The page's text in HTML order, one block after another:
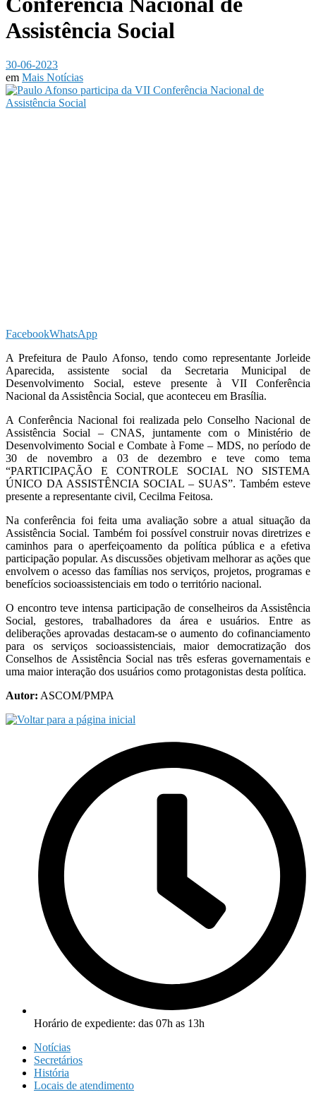
Assistência Social
30-06-2023
em Mais Notícias
FacebookWhatsApp
A Prefeitura de Paulo Afonso, tendo como representante Jorleide
Aparecida, assistente social da Secretaria Municipal de
Desenvolvimento Social, esteve presente à VII Conferência
Nacional da Assistência Social, que aconteceu em Brasília.
A Conferência Nacional foi realizada pelo Conselho Nacional de
Assistência Social – CNAS, juntamente com o Ministério de
Desenvolvimento Social e Combate à Fome – MDS, no período de
30 de novembro a 03 de dezembro e teve como tema
“PARTICIPAÇÃO E CONTROLE SOCIAL NO SISTEMA
ÚNICO DA ASSISTÊNCIA SOCIAL – SUAS”. Também esteve
presente a representante civil, Cecilma Feitosa.
Na conferência foi feita uma avaliação sobre a atual situação da
Assistência Social. Também foi possível construir novas diretrizes e
caminhos para o aperfeiçoamento da política pública e a efetiva
participação popular. As discussões objetivam melhorar as ações que
envolvem o acesso das famílias nos serviços, projetos, programas e
benefícios socioassistenciais em todo o território nacional.
O encontro teve intensa participação de conselheiros da Assistência
Social, gestores, trabalhadores da área e usuários. Entre as
deliberações aprovadas destacam-se o aumento do cofinanciamento
para os serviços socioassistenciais, maior democratização dos
Conselhos de Assistência Social nas três esferas governamentais e
uma maior interação dos usuários como protagonistas desta política.
Autor: ASCOM/PMPA
Horário de expediente: das 07h as 13h
Notícias
Secretários
História
Locais de atendimento